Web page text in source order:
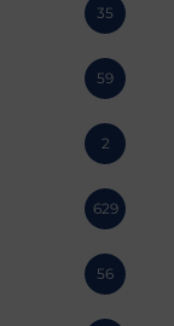
35
59
2
629
56